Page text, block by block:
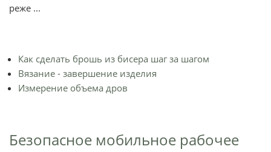
реже ...
Как сделать брошь из бисера шаг за шагом
Вязание - завершение изделия
Измерение объема дров
Безопасное мобильное рабочее